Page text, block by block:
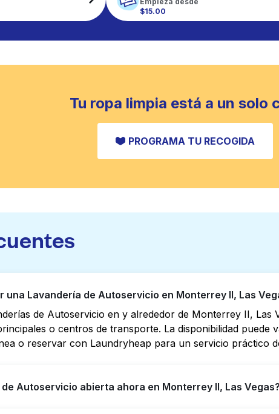
$15.00
Tu ropa limpia está a un solo
PROGRAMA TU RECOGIDA
una Lavandería de Autoservicio en Monterrey II, Las
de Autoservicio en y alrededor de Monterrey II, Las
o centros de transporte. La disponibilidad
o reservar con Laundryheap para un servicio práctico
Autoservicio abierta ahora en Monterrey II, Las Vegas?